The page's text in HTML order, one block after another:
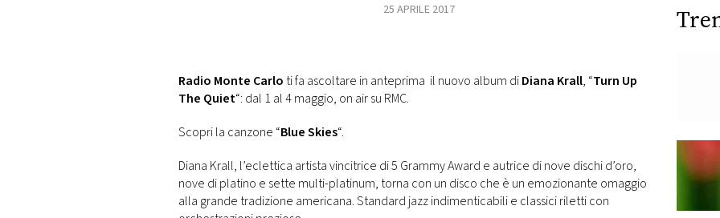
TV
PRINCIPATO
25 APRILE 2017
Radio Monte Carlo ti fa ascoltare in anteprima il nuovo album diDiana Krall, “Turn Up
The Quiet“: dal 1 al 4 maggio, on air su RMC.
Scopri la canzone “Blue Skies“.
Diana Krall, l’eclettica artista vincitrice di 5 Grammy Award e autrice di nove dischi d’oro,
nove di platino e sette multi-platinum, torna con un disco che è un emozionante omaggio
alla grande tradizione americana. Standard jazz indimenticabili e classici riletti con